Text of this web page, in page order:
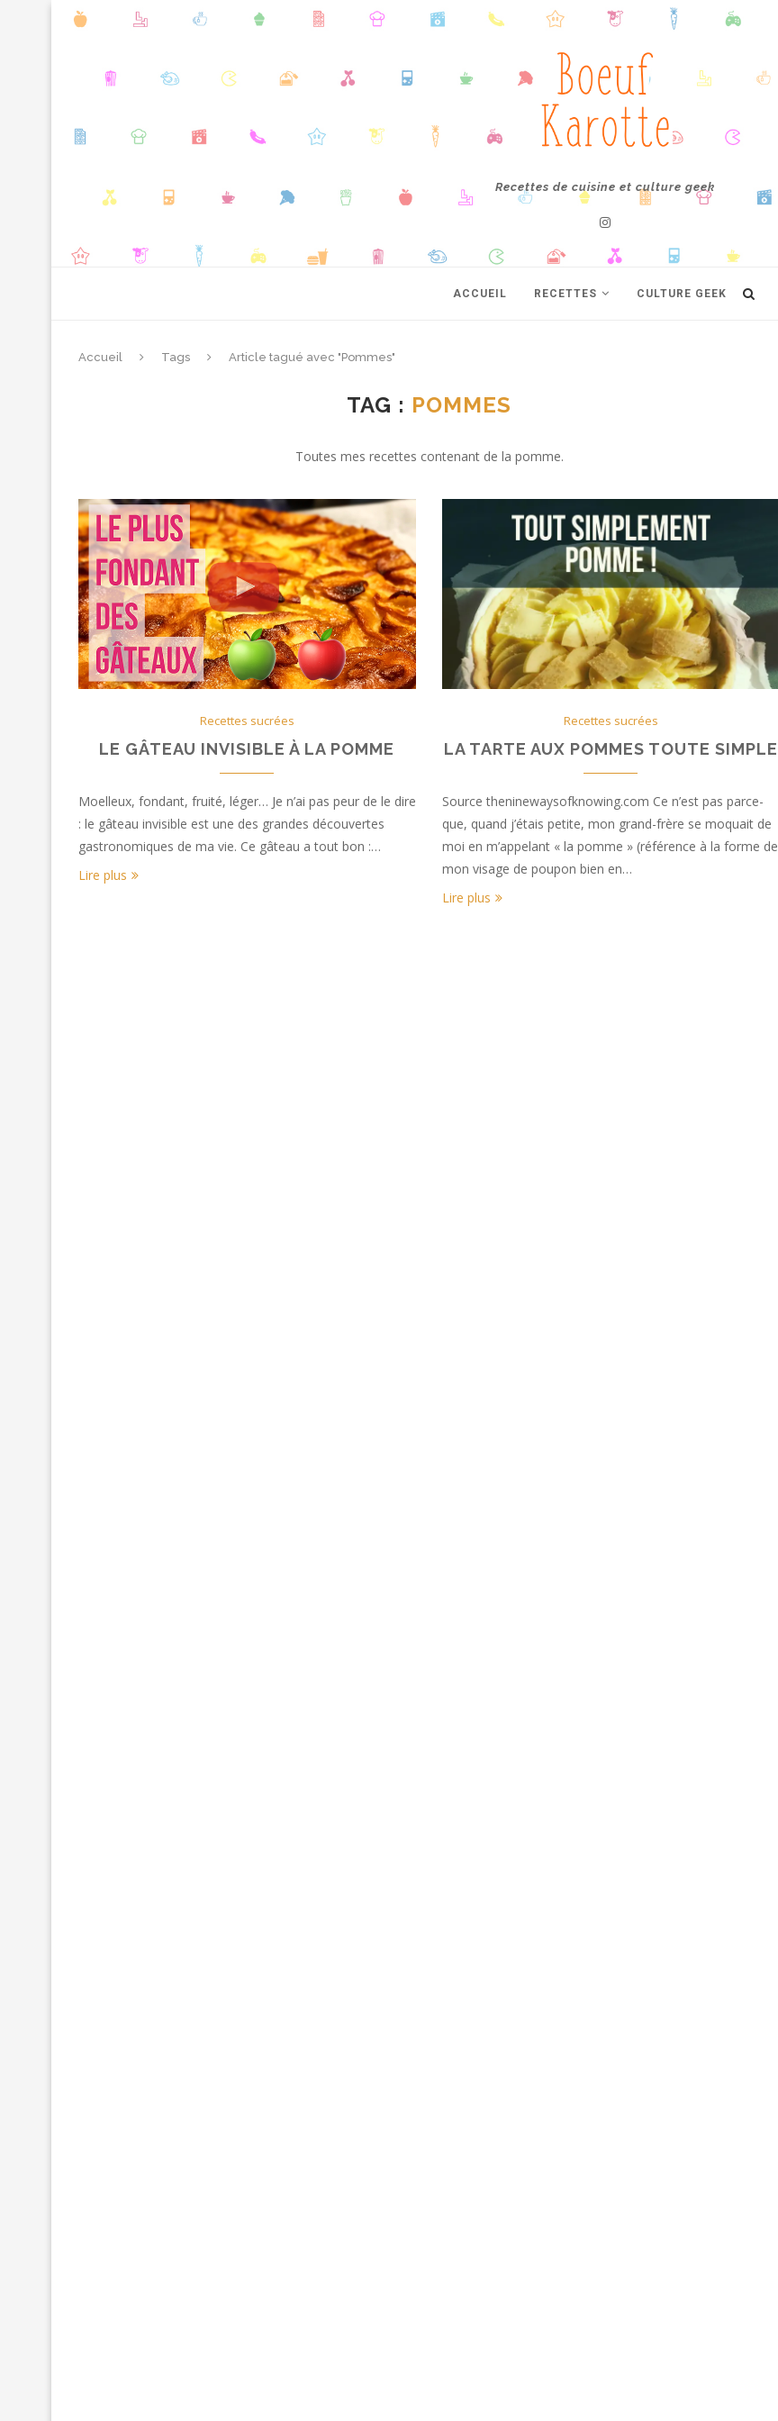
Recettes de cuisine et culture geek
ACCUEIL RECETTES CULTURE GEEK
Accueil Tags Article tagué avec "Pommes"
TAG : POMMES
Toutes mes recettes contenant de la pomme.
Recettes sucrées
LE GÂTEAU INVISIBLE À LA POMME
Moelleux, fondant, fruité, léger… Je n’ai pas peur de le dire
: le gâteau invisible est une des grandes découvertes
gastronomiques de ma vie. Ce gâteau a tout bon :…
Lire plus
Recettes sucrées
LA TARTE AUX POMMES TOUTE SIMPLE
Source theninewaysofknowing.com Ce n’est pas parce-
que, quand j’étais petite, mon grand-frère se moquait de
moi en m’appelant « la pomme » (référence à la forme de
mon visage de poupon bien en…
Lire plus